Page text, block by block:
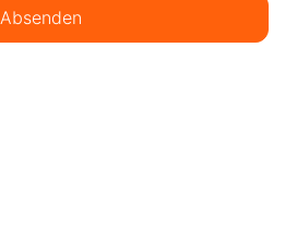
Absenden